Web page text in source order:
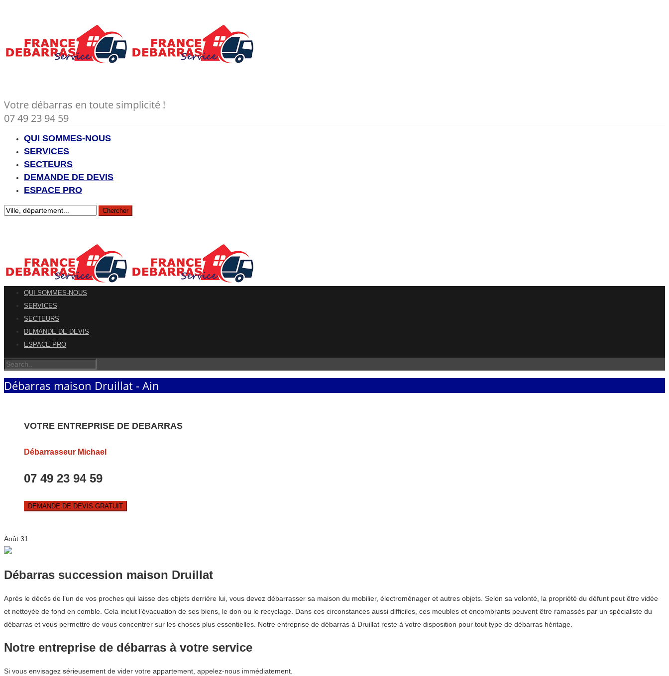
Votre débarras en toute simplicité !
07 49 23 94 59
QUI SOMMES-NOUS
SERVICES
SECTEURS
DEMANDE DE DEVIS
ESPACE PRO
QUI SOMMES-NOUS
SERVICES
SECTEURS
DEMANDE DE DEVIS
ESPACE PRO
Débarras maison Druillat - Ain
VOTRE ENTREPRISE DE DEBARRAS
Débarrasseur Michael
07 49 23 94 59
DEMANDE DE DEVIS GRATUIT
Août 31
Débarras succession maison Druillat
Après le décès de l’un de vos proches qui laisse des objets derrière lui, vous devez débarrasser sa maison du mobilier, électroménager et autres objets. Selon sa volonté, la propriété du défunt peut être vidée
et nettoyée de fond en comble. Cela inclut l’évacuation de ses biens, le don ou le recyclage. Dans ces circonstances aussi difficiles, ces meubles et encombrants peuvent être ramassés par un spécialiste du
débarras et vous permettre de vous concentrer sur les choses plus essentielles. Notre entreprise de débarras à Druillat reste à votre disposition pour tout type de débarras héritage.
Notre entreprise de débarras à votre service
Si vous envisagez sérieusement de vider votre appartement, appelez-nous immédiatement.